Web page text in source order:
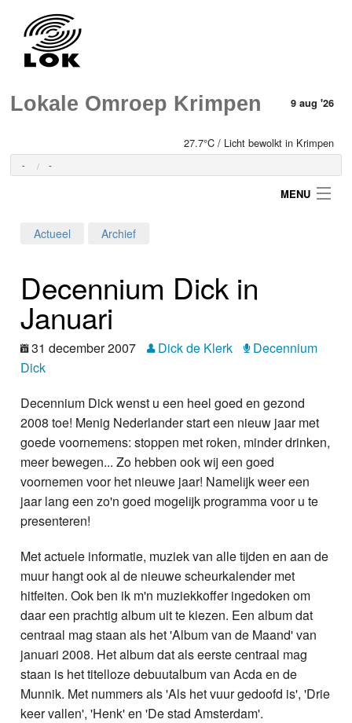
Lokale Omroep Krimpen 9 aug '26
27.7°C / Licht bewolkt in Krimpen
- -
MENU
Home
Programma's
Nieuws
Foto's
Video
Webcam
Info
Actueel Archief
Decennium Dick in
Januari
31 december 2007 Dick de Klerk
Decennium
Dick
Decennium Dick wenst u een heel goed en gezond
2008 toe! Menig Nederlander start een nieuw jaar met
goede voornemens: stoppen met roken, minder drinken,
meer bewegen... Zo hebben ook wij een goed
voornemen voor het nieuwe jaar! Namelijk weer een
jaar lang een zo'n goed mogelijk programma voor u te
presenteren!
Met actuele informatie, muziek van alle tijden en aan de
muur hangt ook al de nieuwe scheurkalender met
hitfeiten. Ook ben ik m'n muziekkoffer ingedoken om
daar een prachtig album uit te kiezen. Een album dat
centraal mag staan als het 'Album van de Maand' van
januari 2008. Het album dat als eerste centraal mag
staan is het titelloze debuutalbum van Acda en de
Munnik. Met nummers als 'Als het vuur gedoofd is', 'Drie
keer vallen', 'Henk' en 'De stad Amsterdam'.